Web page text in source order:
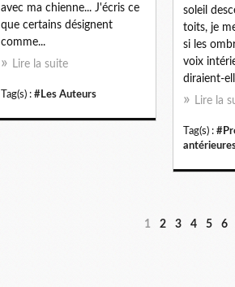
avec ma chienne... J'écris ce
que certains désignent
comme...
Lire la suite
Tag(s) : #Les Auteurs
soleil
toits, je
si les
voix
diraient-
Lire la
Tag(s) :
1 2 3 4 5 6